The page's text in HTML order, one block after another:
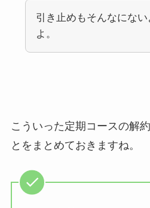
引き止めもそんなにな
よ。
こういった定期コースの解
とをまとめておきますね。